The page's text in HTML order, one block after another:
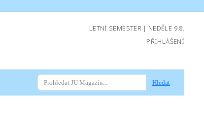
LETNÍ SEMESTER | NEDĚLE 9.8.
PŘIHLÁŠENÍ
Hledat